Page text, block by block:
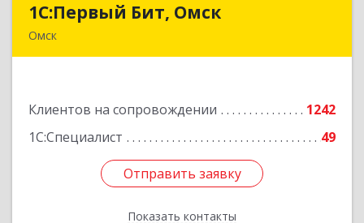
1С:Первый Бит, Омск
Омск
Клиентов на сопровождении
1242
1С:Специалист
49
Отправить заявку
Показать контакты
1С:Первый Бит, Омск
Подробнее
Отправить заявку
Назад